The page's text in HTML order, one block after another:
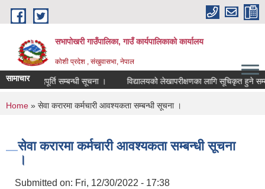
Skip to main content
सभापोखरी गाउँपालिका, गाउँ कार्यपालिकाको कार्यालय
कोशी प्रदेश , संखुवासभा, नेपाल
सामाचार
सेवा पदपूर्ति सम्बन्धी सूचना ।
You are here
Home » सेवा करारमा कर्मचारी आवश्यकता सम्बन्धी सूचना ।
सेवा करारमा कर्मचारी आवश्यकता सम्बन्धी सूचना
।
Submitted on: Fri, 12/30/2022 - 17:38